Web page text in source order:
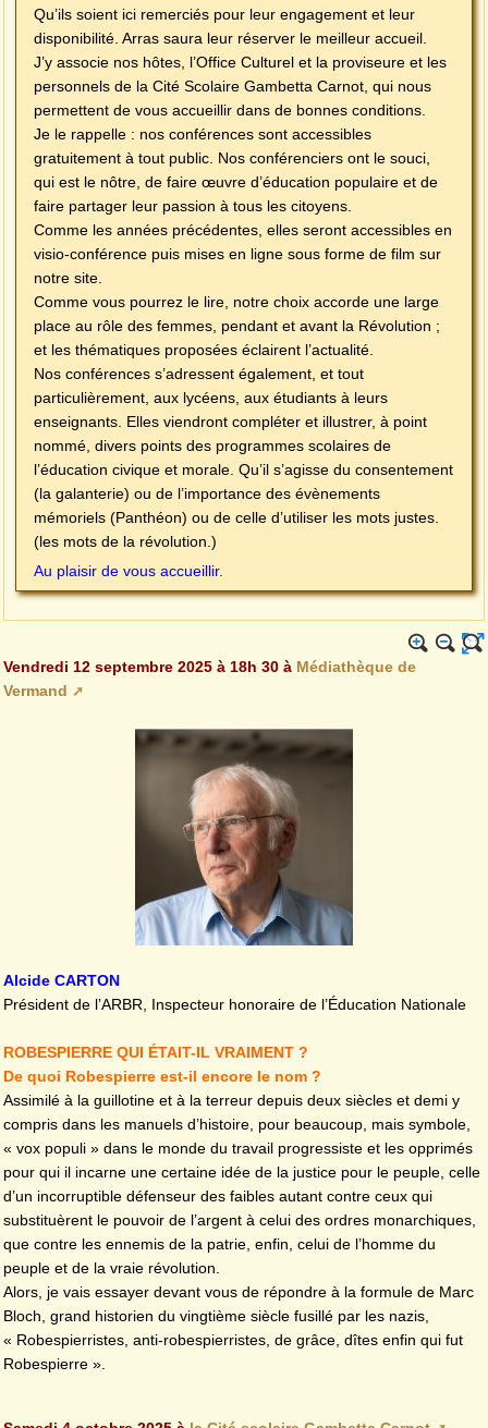
Qu’ils soient ici remerciés pour leur engagement et leur
disponibilité. Arras saura leur réserver le meilleur accueil.
J’y associe nos hôtes, l’Office Culturel et la proviseure et les
personnels de la Cité Scolaire Gambetta Carnot, qui nous
permettent de vous accueillir dans de bonnes conditions.
Je le rappelle : nos conférences sont accessibles
gratuitement à tout public. Nos conférenciers ont le souci,
qui est le nôtre, de faire œuvre d’éducation populaire et de
faire partager leur passion à tous les citoyens.
Comme les années précédentes, elles seront accessibles en
visio-conférence puis mises en ligne sous forme de film sur
notre site.
Comme vous pourrez le lire, notre choix accorde une large
place au rôle des femmes, pendant et avant la Révolution ;
et les thématiques proposées éclairent l’actualité.
Nos conférences s’adressent également, et tout
particulièrement, aux lycéens, aux étudiants à leurs
enseignants. Elles viendront compléter et illustrer, à point
nommé, divers points des programmes scolaires de
l’éducation civique et morale. Qu’il s’agisse du consentement
(la galanterie) ou de l’importance des évènements
mémoriels (Panthéon) ou de celle d’utiliser les mots justes.
(les mots de la révolution.)
Au plaisir de vous accueillir.
Vendredi 12 septembre 2025 à 18h 30 à Médiathèque de
Vermand
Alcide CARTON
Président de l’ARBR, Inspecteur honoraire de l’Éducation Nationale
ROBESPIERRE QUI ÉTAIT-IL VRAIMENT ?
De quoi Robespierre est-il encore le nom ?
Assimilé à la guillotine et à la terreur depuis deux siècles et demi y
compris dans les manuels d’histoire, pour beaucoup, mais symbole,
« vox populi » dans le monde du travail progressiste et les opprimés
pour qui il incarne une certaine idée de la justice pour le peuple, celle
d’un incorruptible défenseur des faibles autant contre ceux qui
substituèrent le pouvoir de l’argent à celui des ordres monarchiques,
que contre les ennemis de la patrie, enfin, celui de l’homme du
peuple et de la vraie révolution.
Alors, je vais essayer devant vous de répondre à la formule de Marc
Bloch, grand historien du vingtième siècle fusillé par les nazis,
« Robespierristes, anti-robespierristes, de grâce, dîtes enfin qui fut
Robespierre ».